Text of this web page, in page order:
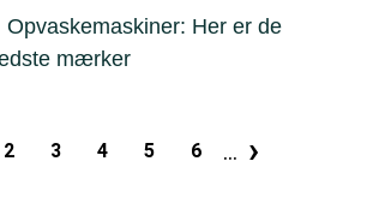
Opvaskemaskiner: Her er de
mærker
Sideinddeling
2 3 4 5
Side
6 … ›